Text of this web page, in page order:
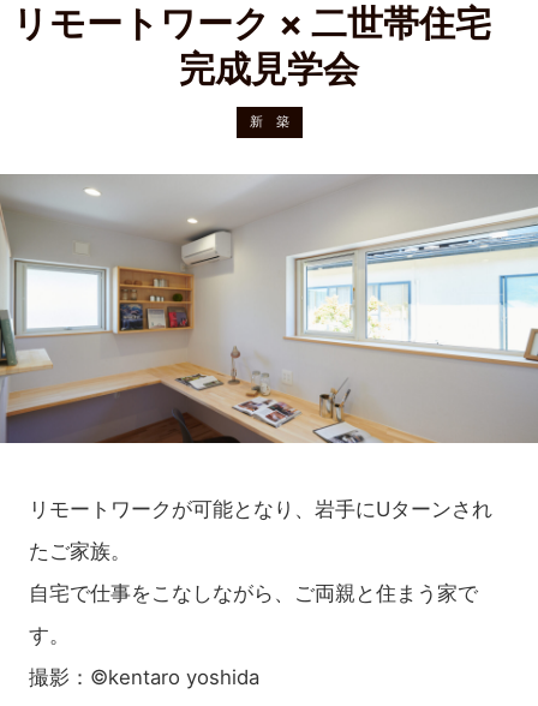
リモートワーク × 二世帯住宅
完成見学会
新 築
リモートワークが可能となり、岩手にUターンされ
たご家族。
自宅で仕事をこなしながら、ご両親と住まう家で
す。
撮影：©kentaro yoshida